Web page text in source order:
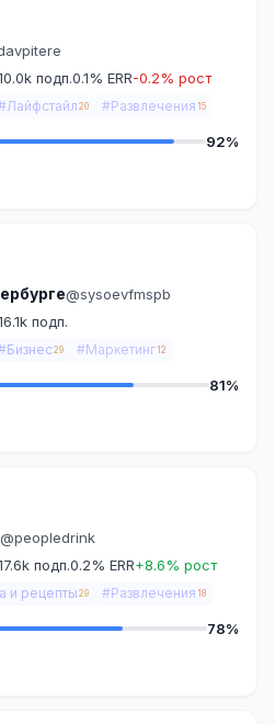
подп.0.1% ERR-0.2% рост
20 #Развлечения 15
92%
@sysoevfmspb
подп.
29 #Маркетинг12
81%
@peopledrink
подп.0.2% ERR+8.6% рост
и рецепты29 #Развлечения 18
78%